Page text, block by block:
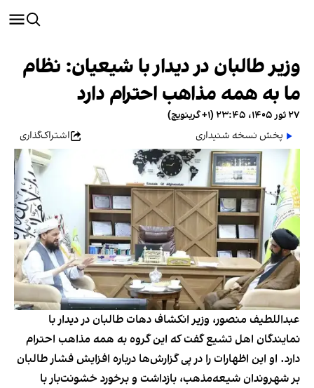
وزیر طالبان در دیدار با شیعیان: نظام
ما به همه مذاهب احترام دارد
۲۷ ثور ۱۴۰۵، ۲۳:۴۵ (‎+۱ گرینویچ)
پخش نسخه شنیداری
اشتراک‌گذاری
عبداللطیف منصور، وزیر انکشاف دهات طالبان در دیدار با
نمایندگان اهل تشیع گفت که این گروه به همه مذاهب احترام
دارد. او این اظهارات را در پی گزارش‌ها درباره افزایش فشار طالبان
بر شهروندان شیعه‌مذهب، بازداشت و برخورد خشونت‌بار با